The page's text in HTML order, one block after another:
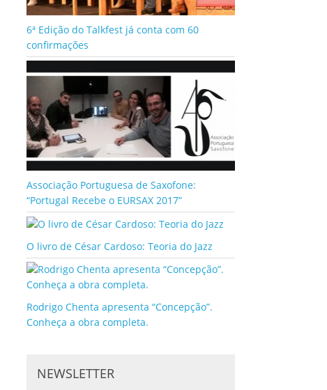
6ª Edição do Talkfest já conta com 60
confirmações
Associação Portuguesa de Saxofone:
“Portugal Recebe o EURSAX 2017”
O livro de César Cardoso: Teoria do Jazz
Rodrigo Chenta apresenta “Concepção”.
Conheça a obra completa.
NEWSLETTER